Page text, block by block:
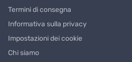
Termini di consegna
Informativa sulla privacy
Impostazioni dei cookie
Chi siamo